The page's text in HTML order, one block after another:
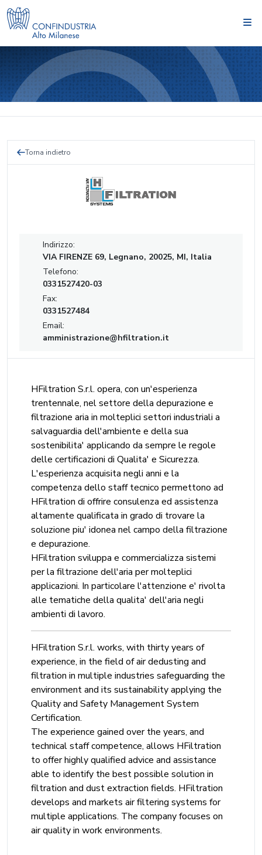
Torna indietro
Indirizzo:
VIA FIRENZE 69, Legnano, 20025, MI, Italia
Telefono:
0331527420-03
Fax:
0331527484
Email:
amministrazione@hfiltration.it
HFiltration S.r.l. opera, con un'esperienza
trentennale, nel settore della depurazione e
filtrazione aria in molteplici settori industriali a
salvaguardia dell'ambiente e della sua
sostenibilita' applicando da sempre le regole
delle certificazioni di Qualita' e Sicurezza.
L'esperienza acquisita negli anni e la
competenza dello staff tecnico permettono ad
HFiltration di offrire consulenza ed assistenza
altamente qualificata in grado di trovare la
soluzione piu' idonea nel campo della filtrazione
e depurazione.
HFiltration sviluppa e commercializza sistemi
per la filtrazione dell'aria per molteplici
applicazioni. In particolare l'attenzione e' rivolta
alle tematiche della qualita' dell'aria negli
ambienti di lavoro.
HFiltration S.r.l. works, with thirty years of
experience, in the field of air dedusting and
filtration in multiple industries safeguarding the
environment and its sustainability applying the
Quality and Safety Management System
Certification.
The experience gained over the years, and
technical staff competence, allows HFiltration
to offer highly qualified advice and assistance
able to identify the best possible solution in
filtration and dust extraction fields. HFiltration
develops and markets air filtering systems for
multiple applications. The company focuses on
air quality in work environments.